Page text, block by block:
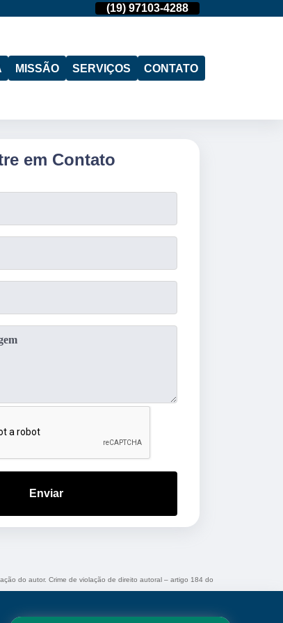
(19) 97103-4288
MISSÃO SERVIÇOS CONTATO
em Contato
Enviar
do autor. Crime de violação de direito autoral – artigo 184 do